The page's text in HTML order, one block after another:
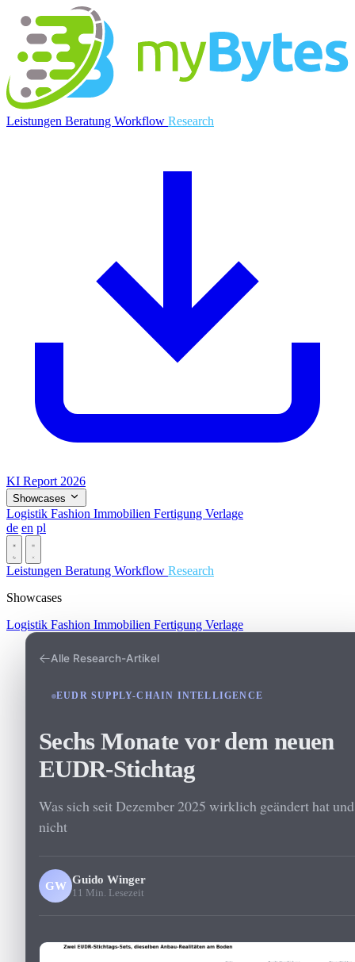
Leistungen Beratung Workflow Research
KI Report 2026
Showcases
Logistik Fashion Immobilien Fertigung Verlage
de en pl
Dark
Leistungen Beratung Workflow Research
Showcases
Logistik Fashion Immobilien Fertigung Verlage
Alle Research-Artikel
EUDR SUPPLY-CHAIN INTELLIGENCE
Sechs Monate vor dem neuen
EUDR-Stichtag
Was sich seit Dezember 2025 wirklich geändert hat
nicht
GW Guido Winger
11 Min. Lesezeit